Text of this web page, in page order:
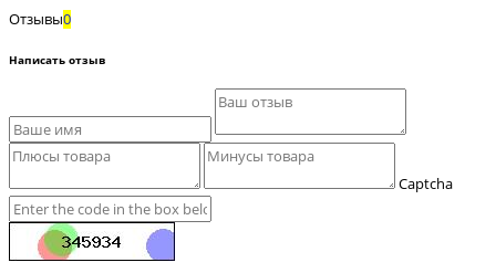
Отзывы0
Написать отзыв
Captcha